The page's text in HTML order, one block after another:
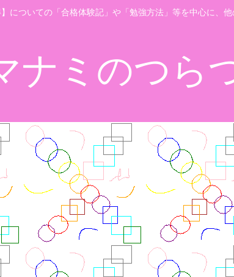
についての「合格体験記」や「勉強方法」等を中心に、
ナミのつら